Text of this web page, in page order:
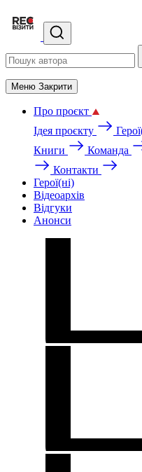
Меню Закрити
Про проєкт
Ідея проєкту
Книги
Команда
Контакти
Герої(ні)
Відеоархів
Відгуки
Анонси